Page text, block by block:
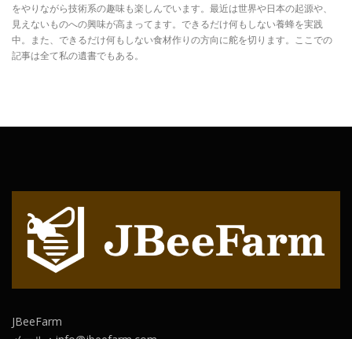
をやりながら技術系の趣味も楽しんでいます。最近は世界や日本の起源や、
見えないものへの興味が高まってます。できるだけ何もしない養蜂を実践
中。また、できるだけ何もしない食材作りの方向に舵を切ります。ここでの
記事は全て私の遺書でもある。
JBeeFarm